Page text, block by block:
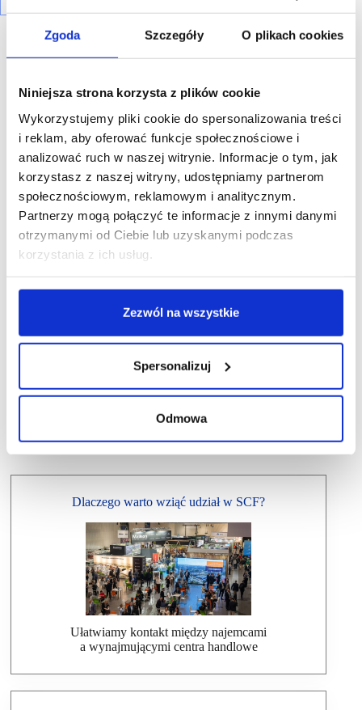
Zgoda Szczegóły O plikach cookies
Niniejsza strona korzysta z plików cookie
Wykorzystujemy pliki cookie do spersonalizowania treści
i reklam, aby oferować funkcje społecznościowe i
analizować ruch w naszej witrynie. Informacje o tym, jak
korzystasz z naszej witryny, udostępniamy partnerom
społecznościowym, reklamowym i analitycznym.
Partnerzy mogą połączyć te informacje z innymi danymi
otrzymanymi od Ciebie lub uzyskanymi podczas
korzystania z ich usług.
Zezwól na wszystkie
Spersonalizuj
Odmowa
R E K L A M A
Dlaczego warto wziąć udział w SCF?
Ułatwiamy kontakt między najemcami
a wynajmującymi centra handlowe